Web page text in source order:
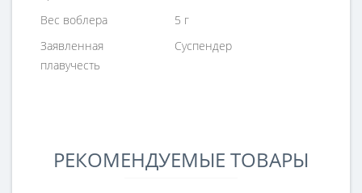
Вес воблера
5 г
Заявленная
плавучесть
Суспендер
РЕКОМЕНДУЕМЫЕ ТОВАРЫ